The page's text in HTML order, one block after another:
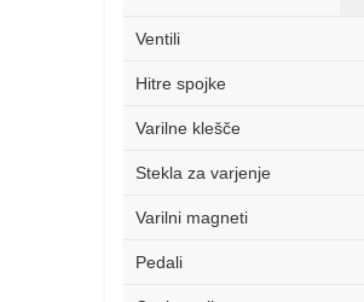
Ventili
Hitre spojke
Varilne klešče
Stekla za varjenje
Varilni magneti
Pedali